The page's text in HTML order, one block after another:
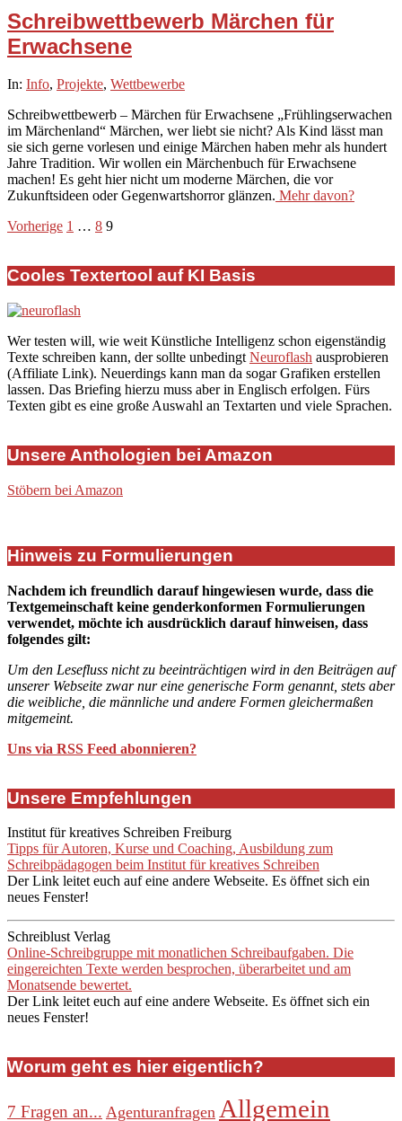
Schreibwettbewerb Märchen für
Erwachsene
2019-
06
In: Info, Projekte, Wettbewerbe
Schreibwettbewerb – Märchen für Erwachsene „Frühlingserwachen
im Märchenland“ Märchen, wer liebt sie nicht? Als Kind lässt man
sie sich gerne vorlesen und einige Märchen haben mehr als hundert
Jahre Tradition. Wir wollen ein Märchenbuch für Erwachsene
machen! Es geht hier nicht um moderne Märchen, die vor
Zukunftsideen oder Gegenwartshorror glänzen. Mehr davon?
Seitennummerierung
Beiträge
Vorherige 1 … 8 9
Cooles Textertool auf KI Basis
Wer testen will, wie weit Künstliche Intelligenz schon eigenständig
Texte schreiben kann, der sollte unbedingt Neuroflash ausprobieren
(Affiliate Link). Neuerdings kann man da sogar Grafiken erstellen
lassen. Das Briefing hierzu muss aber in Englisch erfolgen. Fürs
Texten gibt es eine große Auswahl an Textarten und viele Sprachen.
Unsere Anthologien bei Amazon
Stöbern bei Amazon
Hinweis zu Formulierungen
Nachdem ich freundlich darauf hingewiesen wurde, dass die
Textgemeinschaft keine genderkonformen Formulierungen
verwendet, möchte ich ausdrücklich darauf hinweisen, dass
folgendes gilt:
Um den Lesefluss nicht zu beeinträchtigen wird in den Beiträgen auf
unserer Webseite zwar nur eine generische Form genannt, stets aber
die weibliche, die männliche und andere Formen gleichermaßen
mitgemeint.
Uns via RSS Feed abonnieren?
Unsere Empfehlungen
Institut für kreatives Schreiben Freiburg
Tipps für Autoren, Kurse und Coaching, Ausbildung zum
Schreibpädagogen beim Institut für kreatives Schreiben
Der Link leitet euch auf eine andere Webseite. Es öffnet sich ein
neues Fenster!
Schreiblust Verlag
Online-Schreibgruppe mit monatlichen Schreibaufgaben. Die
eingereichten Texte werden besprochen, überarbeitet und am
Monatsende bewertet.
Der Link leitet euch auf eine andere Webseite. Es öffnet sich ein
neues Fenster!
Worum geht es hier eigentlich?
7 Fragen an... Agenturanfragen Allgemein